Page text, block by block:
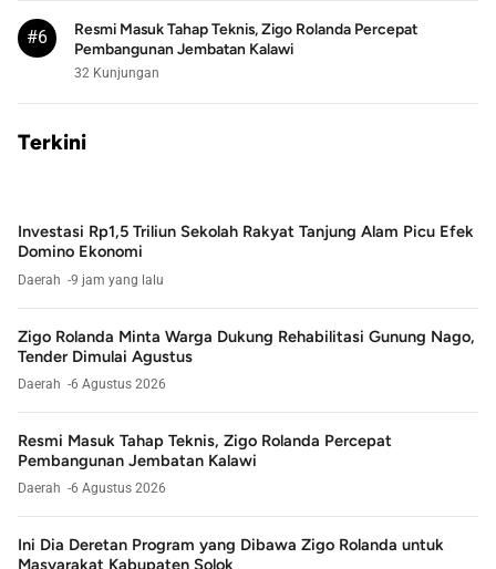
#6
Resmi Masuk Tahap Teknis, Zigo Rolanda Percepat
Pembangunan Jembatan Kalawi
32 Kunjungan
Terkini
Investasi Rp1,5 Triliun Sekolah Rakyat Tanjung Alam Picu Efek
Domino Ekonomi
Daerah 9 jam yang lalu
Zigo Rolanda Minta Warga Dukung Rehabilitasi Gunung Nago,
Tender Dimulai Agustus
Daerah 6 Agustus 2026
Resmi Masuk Tahap Teknis, Zigo Rolanda Percepat
Pembangunan Jembatan Kalawi
Daerah 6 Agustus 2026
Ini Dia Deretan Program yang Dibawa Zigo Rolanda untuk
Masyarakat Kabupaten Solok